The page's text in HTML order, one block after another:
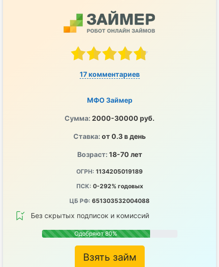
17 комментариев
МФО Займер
Сумма: 2000-30000 руб.
Ставка: от 0.3 в день
Возраст: 18-70 лет
ОГРН: 1134205019189
ПСК: 0-292% годовых
ЦБ РФ: 651303532004088
Без скрытых подписок и комиссий
Одобряют 80%
Взять займ